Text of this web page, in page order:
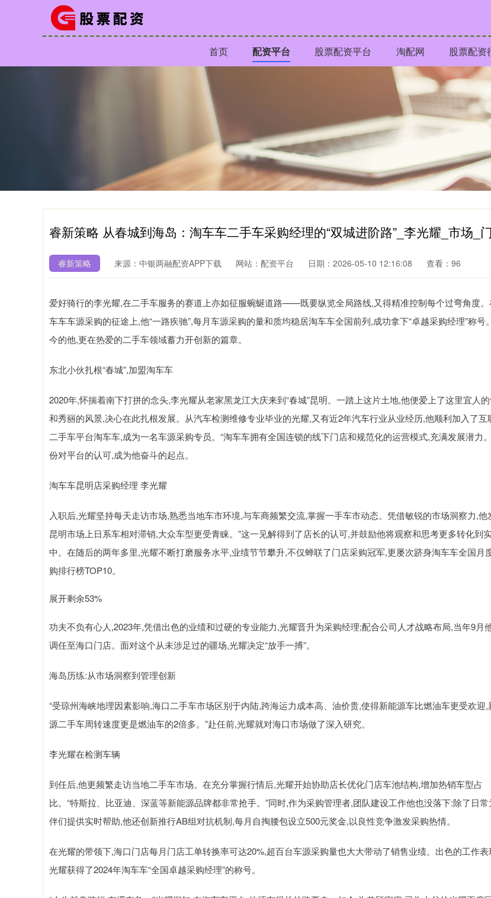
首页 配资平台 股票配资平台 淘配网 股票配资
睿新策略 从春城到海岛：淘车车二手车采购经理的“双城进阶路”_李光耀_市场_
睿新策略 来源：中银两融配资APP下载 网站：配资平台 日期：2026-05-10 12:16:08 查看：96
爱好骑行的李光耀,在二手车服务的赛道上亦如征服蜿蜒道路——既要纵览全局路线,又得精准控制每个过弯角度。
车车车源采购的征途上,他“一路疾驰”,每月车源采购的量和质均稳居淘车车全国前列,成功拿下“卓越采购经理”称号
今的他,更在热爱的二手车领域蓄力开创新的篇章。
东北小伙扎根“春城”,加盟淘车车
2020年,怀揣着南下打拼的念头,李光耀从老家黑龙江大庆来到“春城”昆明。一踏上这片土地,他便爱上了这里宜人
和秀丽的风景,决心在此扎根发展。从汽车检测维修专业毕业的光耀,又有近2年汽车行业从业经历,他顺利加入了互
二手车平台淘车车,成为一名车源采购专员。“淘车车拥有全国连锁的线下门店和规范化的运营模式,充满发展潜力
份对平台的认可,成为他奋斗的起点。
淘车车昆明店采购经理 李光耀
入职后,光耀坚持每天走访市场,熟悉当地车市环境,与车商频繁交流,掌握一手车市动态。凭借敏锐的市场洞察力,他
昆明市场上日系车相对滞销,大众车型更受青睐。”这一见解得到了店长的认可,并鼓励他将观察和思考更多转化到
中。在随后的两年多里,光耀不断打磨服务水平,业绩节节攀升,不仅蝉联了门店采购冠军,更屡次跻身淘车车全国月
购排行榜TOP10。
展开剩余53%
功夫不负有心人,2023年,凭借出色的业绩和过硬的专业能力,光耀晋升为采购经理;配合公司人才战略布局,当年9月
调任至海口门店。面对这个从未涉足过的疆场,光耀决定“放手一搏”。
海岛历练:从市场洞察到管理创新
“受琼州海峡地理因素影响,海口二手车市场区别于内陆,跨海运力成本高、油价贵,使得新能源车比燃油车更受欢迎,
源二手车周转速度更是燃油车的2倍多。”赴任前,光耀就对海口市场做了深入研究。
李光耀在检测车辆
到任后,他更频繁走访当地二手车市场。在充分掌握行情后,光耀开始协助店长优化门店车池结构,增加热销车型占
比。“特斯拉、比亚迪、深蓝等新能源品牌都非常抢手。”同时,作为采购管理者,团队建设工作他也没落下:除了日常
伴们提供实时帮助,他还创新推行AB组对抗机制,每月自掏腰包设立500元奖金,以良性竞争激发采购热情。
在光耀的带领下,海口门店每月门店工单转换率可达20%,超百台车源采购量也大大带动了销售业绩。出色的工作表
光耀获得了2024年淘车车“全国卓越采购经理”的称号。